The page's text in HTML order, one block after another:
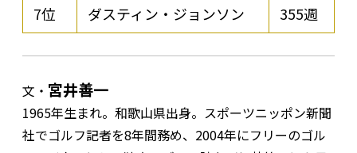
7位
ダスティン・ジョンソン 355週
文・ 宮井善一
1965年生まれ。和歌山県出身。スポーツニッポン新聞
社でゴルフ記者を8年間務め、2004年にフリーのゴル